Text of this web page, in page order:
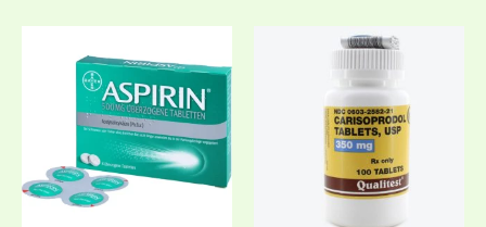
bis
€212,00
Produkt
weist
mehrere
Varianten
auf.